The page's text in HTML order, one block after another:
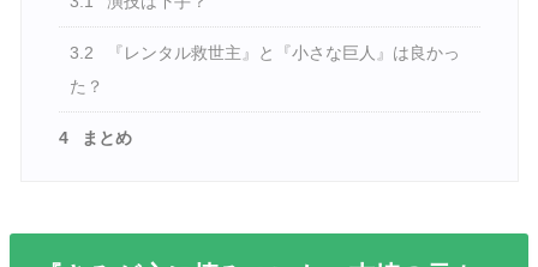
3.2
『レンタル救世主』と『小さな巨人』は良かっ
た？
4 まとめ